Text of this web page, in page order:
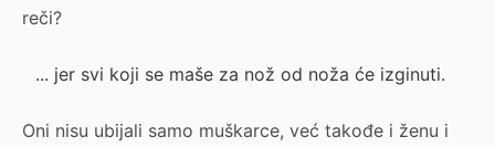
reči?
... jer svi koji se maše za nož od noža će izginuti.
Oni nisu ubijali samo muškarce, već takođe i ženu i